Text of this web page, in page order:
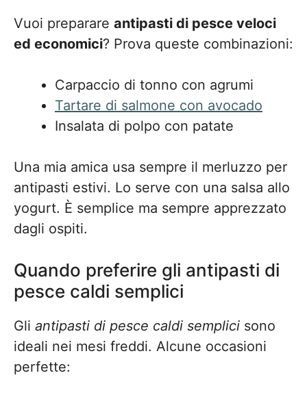
Vuoi preparare antipasti di pesce veloci
ed economici? Prova queste combinazioni:
Carpaccio di tonno con agrumi
Tartare di salmone con avocado
Insalata di polpo con patate
Una mia amica usa sempre il merluzzo per
antipasti estivi. Lo serve con una salsa allo
yogurt. È semplice ma sempre apprezzato
dagli ospiti.
Quando preferire gli antipasti di
pesce caldi semplici
Gli antipasti di pesce caldi semplici sono
ideali nei mesi freddi. Alcune occasioni
perfette: